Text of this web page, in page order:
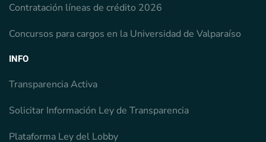
Contratación líneas de crédito 2026
Concursos para cargos en la Universidad de Valparaíso
INFO
Transparencia Activa
Solicitar Información Ley de Transparencia
Plataforma Ley del Lobby